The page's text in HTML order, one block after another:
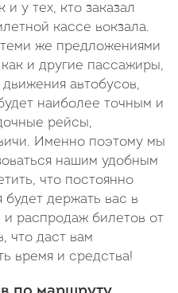
у тех, кто заказал
кассе вокзала.
же предложениями
и другие пассажиры,
автобусов,
наиболее точным и
рейсы,
Именно поэтому мы
нашим удобным
что постоянно
держать вас в
и распродаж билетов от
что даст вам
время и средства!